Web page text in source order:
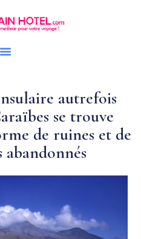
autrefois
se trouve
de ruines et de
abandonnés